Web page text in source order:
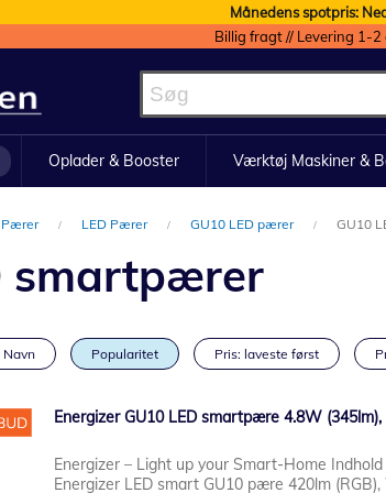
Månedens spotpris:
Billig fragt // Levering 1-
Oplader & Booster Værktøj Maskiner &
Pærer LED Pærer GU10 LED pærer GU10
smartpærer
Navn Popularitet Pris: laveste først
Energizer GU10 LED smartpære 4.8W (345lm),
Energizer – Light up your Smart-Home
Energizer LED smart GU10 pære 420lm (RGB),